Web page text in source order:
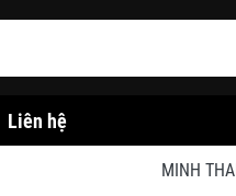
Liên hệ
MINH